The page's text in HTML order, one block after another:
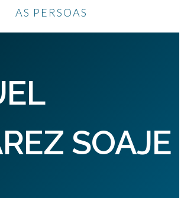
AS PERSOAS
SOAJE